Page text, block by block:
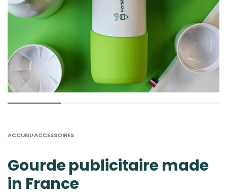
ACCUEIL›ACCESSOIRES
Gourde publicitaire made
in France